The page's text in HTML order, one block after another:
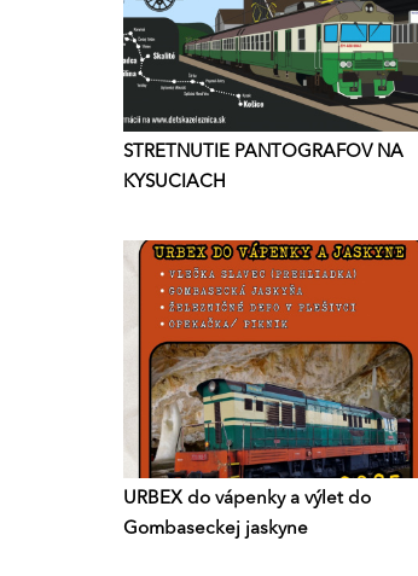
STRETNUTIE PANTOGRAFOV NA
KYSUCIACH
URBEX do vápenky a výlet do
Gombaseckej jaskyne